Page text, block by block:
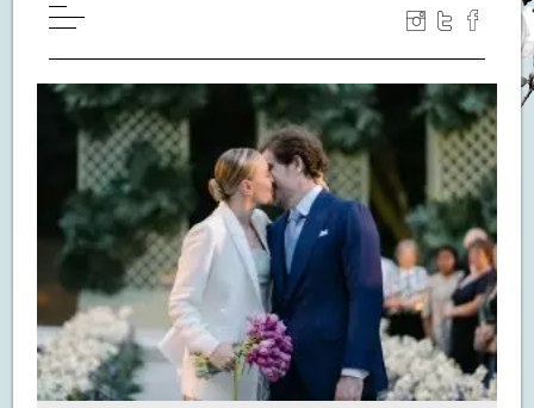
WILL YOU MARRY ME?
LUA DE MEL
COZINHA
DECORAÇÃO
DE NOIVA PRA NOIVA
S.O.S CASADAS
FALE COM O SAY I DO